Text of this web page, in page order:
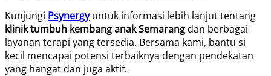
Kunjungi Psynergyuntuk informasi lebih lanjut tentang
klinik tumbuh kembang anak Semarangdan berbagai
layanan terapi yang tersedia. Bersama kami, bantu si
kecil mencapai potensi terbaiknya dengan pendekatan
yang hangat dan juga aktif.